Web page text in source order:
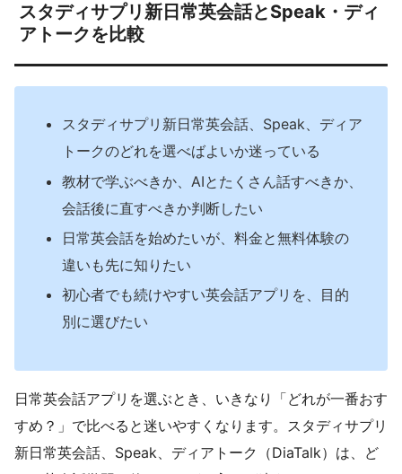
スタディサプリ新日常英会話とSpeak・ディ
アトークを比較
スタディサプリ新日常英会話、Speak、ディア
トークのどれを選べばよいか迷っている
教材で学ぶべきか、AIとたくさん話すべきか、
会話後に直すべきか判断したい
日常英会話を始めたいが、料金と無料体験の
違いも先に知りたい
初心者でも続けやすい英会話アプリを、目的
別に選びたい
日常英会話アプリを選ぶとき、いきなり「どれが一番おす
すめ？」で比べると迷いやすくなります。スタディサプリ
新日常英会話、Speak、ディアトーク（DiaTalk）は、ど